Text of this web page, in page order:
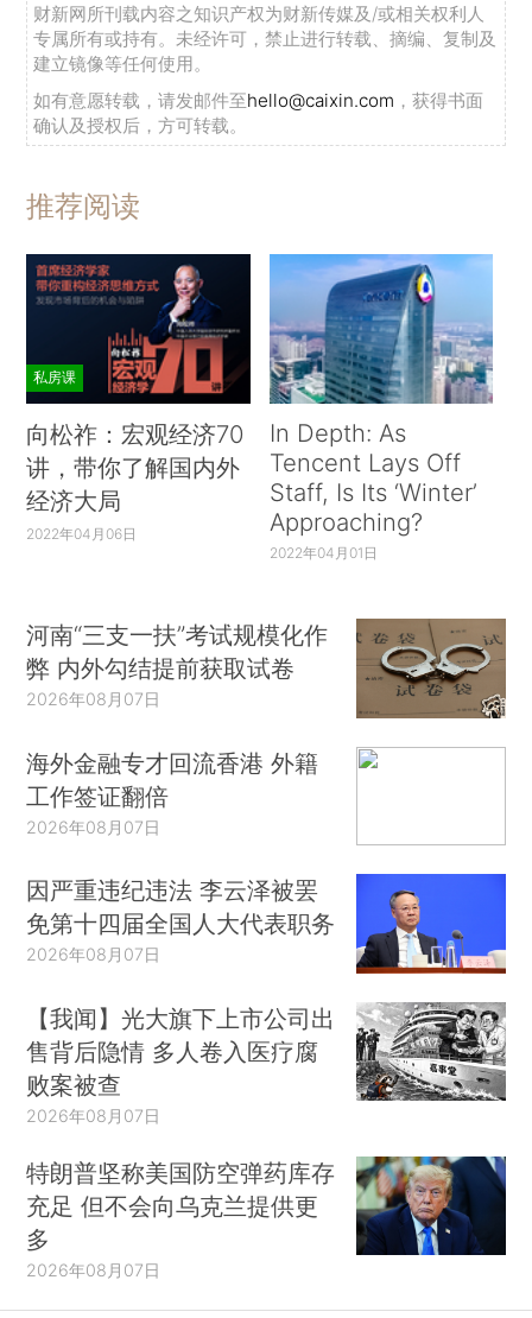
财新网所刊载内容之知识产权为财新传媒及/或相关权利人
专属所有或持有。未经许可，禁止进行转载、摘编、复制及
建立镜像等任何使用。
如有意愿转载，请发邮件至hello@caixin.com ，获得书面
确认及授权后，方可转载。
推荐阅读
私房课
向松祚：宏观经济70
讲，带你了解国内外
经济大局
2022年04月06日
In Depth: As
Tencent Lays Off
Staff, Is Its ‘Winter’
Approaching?
2022年04月01日
河南“三支一扶”考试规模化作
弊 内外勾结提前获取试卷
2026年08月07日
海外金融专才回流香港 外籍
工作签证翻倍
2026年08月07日
因严重违纪违法 李云泽被罢
免第十四届全国人大代表职务
2026年08月07日
【我闻】光大旗下上市公司出
售背后隐情 多人卷入医疗腐
败案被查
2026年08月07日
特朗普坚称美国防空弹药库存
充足 但不会向乌克兰提供更
多
2026年08月07日